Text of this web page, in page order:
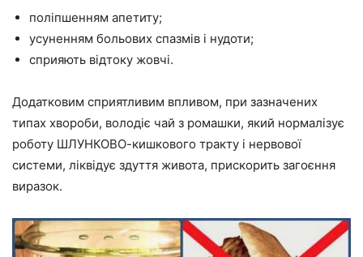
поліпшенням апетиту;
усуненням больових спазмів і нудоти;
сприяють відтоку жовчі.
Додатковим сприятливим впливом, при зазначених
типах хвороби, володіє чай з ромашки, який нормалізує
роботу ШЛУНКОВО-кишкового тракту і нервової
системи, ліквідує здуття живота, прискорить загоєння
виразок.